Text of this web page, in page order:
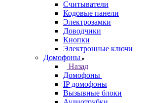
Считыватели
Кодовые панели
Электрозамки
Доводчики
Кнопки
Электронные ключи
Домофоны
Назад
Домофоны
IP домофоны
Вызывные блоки